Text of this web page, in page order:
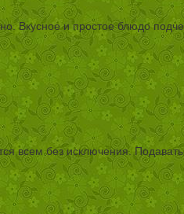
Вкусное и простое блюдо
без исключения.